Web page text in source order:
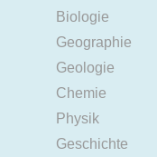
Biologie
Geographie
Geologie
Chemie
Physik
Geschichte